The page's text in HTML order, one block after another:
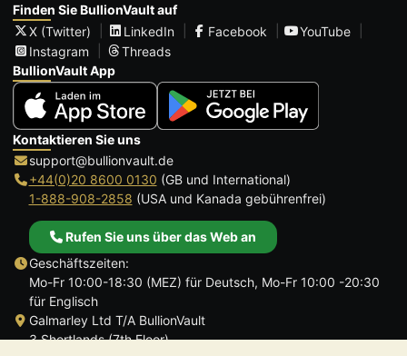
Finden Sie BullionVault auf
X (Twitter)
LinkedIn Facebook
YouTube
Instagram
Threads
BullionVault App
Kontaktieren Sie uns
support@bullionvault.de
+44(0)20 8600 0130 (GB und International)
1-888-908-2858 (USA und Kanada gebührenfrei)
Rufen Sie uns über das Web an
Geschäftszeiten:
Mo-Fr 10:00-18:30 (MEZ) für Deutsch, Mo-Fr 10:00 -20:30
für Englisch
Galmarley Ltd T/A BullionVault
3 Shortlands (7th Floor)